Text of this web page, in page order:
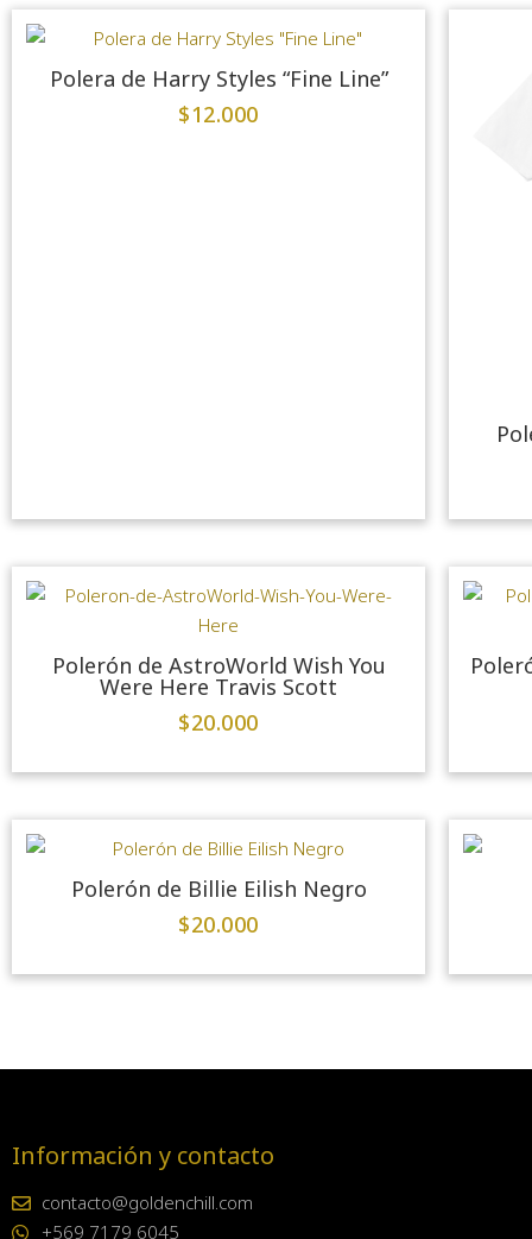
Polera de Harry Styles “Fine Line”
$12.000
Polerón de AstroWorld Wish You
Were Here Travis Scott
$20.000
Polerón de Billie Eilish Negro
$20.000
Información y contacto
contacto@goldenchill.com
+569 7179 6045